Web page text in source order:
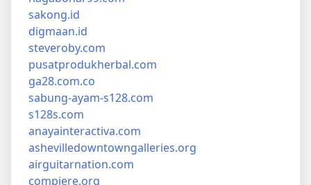
sakong.id
digmaan.id
steveroby.com
pusatprodukherbal.com
ga28.com.co
sabung-ayam-s128.com
s128s.com
anayainteractiva.com
ashevilledowntowngalleries.org
airguitarnation.com
compiere.org